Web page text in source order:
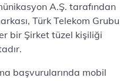
A.Ş. tarafından
Türk Telekom Grubu
bir Şirket tüzel kişiliği
başvurularında mobil